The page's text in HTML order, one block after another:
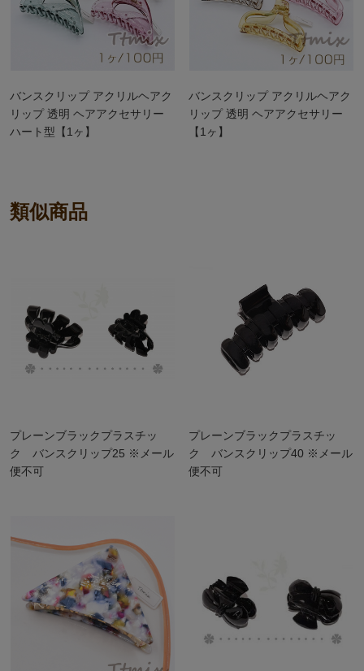
バンスクリップ アクリルヘアク
リップ 透明 ヘアアクセサリー
ハート型【1ヶ】
バンスクリップ アクリルヘアク
リップ 透明 ヘアアクセサリー
【1ヶ】
類似商品
プレーンブラックプラスチッ
ク バンスクリップ25 ※メール
便不可
プレーンブラックプラスチッ
ク バンスクリップ40 ※メール
便不可